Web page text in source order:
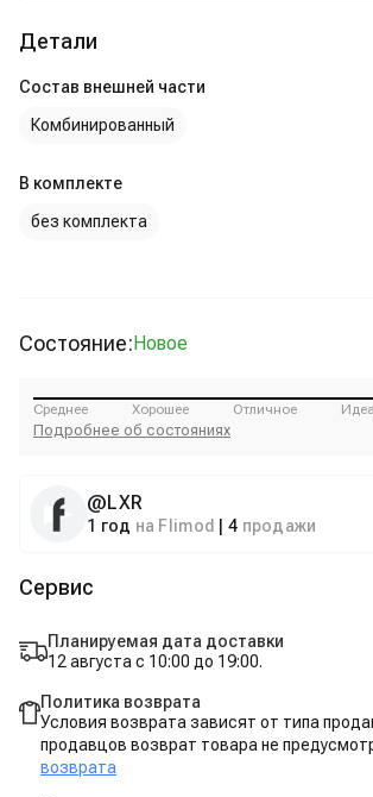
Детали
Состав внешней части
Комбинированный
В комплекте
без комплекта
Состояние:Новое
Среднее Хорошее Отличное
Подробнее об состояниях
@LXR
1 год на Flimod 4 продажи
Сервис
Планируемая дата доставки
12 августа с 10:00 до 19:00.
Политика возврата
Условия возврата зависят от типа
продавцов возврат товара не
возврата